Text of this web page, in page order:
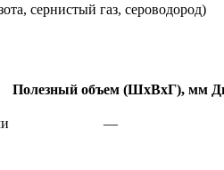
сернистый газ, сероводород)
Полезный объем (ШхВхГ), мм
—